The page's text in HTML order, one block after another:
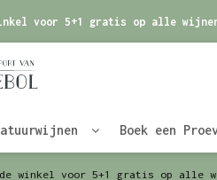
voor 5+1 gratis op alle
Boek een
de winkel voor 5+1 gratis op alle